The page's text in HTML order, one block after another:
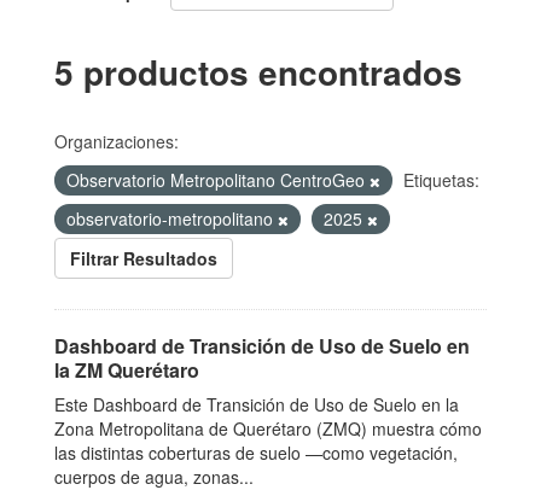
5 productos encontrados
Organizaciones:
Observatorio Metropolitano CentroGeo
Etiquetas:
observatorio-metropolitano
2025
Filtrar Resultados
Dashboard de Transición de Uso de Suelo en
la ZM Querétaro
Este Dashboard de Transición de Uso de Suelo en la
Zona Metropolitana de Querétaro (ZMQ) muestra cómo
las distintas coberturas de suelo —como vegetación,
cuerpos de agua, zonas...